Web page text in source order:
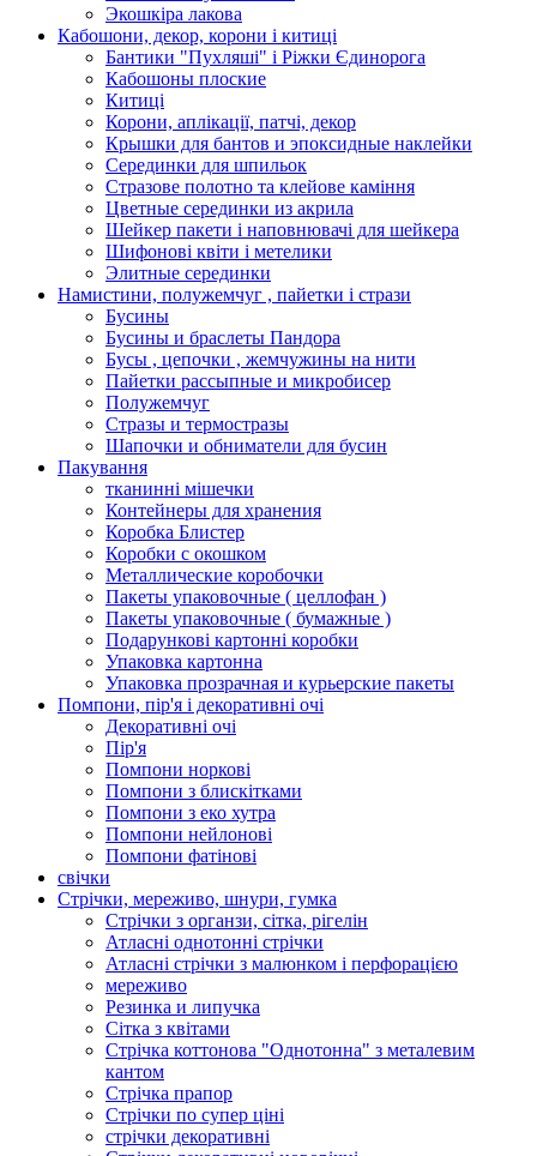
Экошкiра лакова
Кабошони, декор, корони і китиці
Бантики "Пухляші" і Ріжки Єдинорога
Кабошоны плоские
Китиці
Корони, аплікації, патчі, декор
Крышки для бантов и эпоксидные наклейки
Серединки для шпильок
Стразове полотно та клейове каміння
Цветные серединки из акрила
Шейкер пакети і наповнювачі для шейкера
Шифонові квіти і метелики
Элитные серединки
Намистини, полужемчуг , пайетки і стрази
Бусины
Бусины и браслеты Пандора
Бусы , цепочки , жемчужины на нити
Пайетки рассыпные и микробисер
Полужемчуг
Стразы и термостразы
Шапочки и обниматели для бусин
Пакування
тканинні мішечки
Контейнеры для хранения
Коробка Блистер
Коробки с окошком
Металлические коробочки
Пакеты упаковочные ( целлофан )
Пакеты упаковочные ( бумажные )
Подарункові картонні коробки
Упаковка картонна
Упаковка прозрачная и курьерские пакеты
Помпони, пір'я і декоративні очі
Декоративні очі
Пір'я
Помпони норкові
Помпони з блискітками
Помпони з еко хутра
Помпони нейлонові
Помпони фатінові
свічки
Стрічки, мереживо, шнури, гумка
Стрічки з органзи, сітка, рігелін
Атласні однотонні стрічки
Атласні стрічки з малюнком і перфорацією
мереживо
Резинка и липучка
Сітка з квітами
Стрічка коттонова "Однотонна" з металевим
кантом
Стрічка прапор
Стрічки по супер ціні
стрічки декоративні